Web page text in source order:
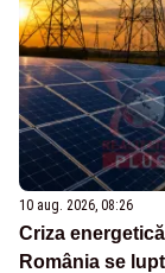
10 aug. 2026, 08:26
Criza
România se